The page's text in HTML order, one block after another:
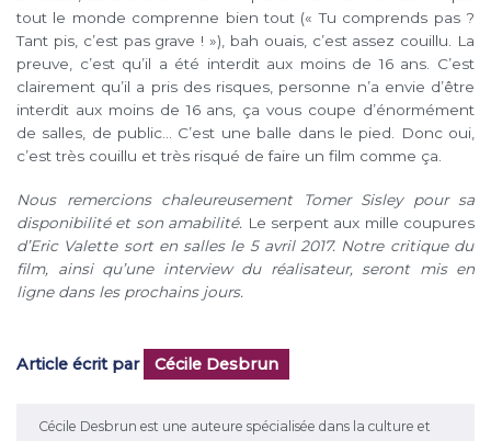
tout le monde comprenne bien tout (« Tu comprends pas ?
Tant pis, c’est pas grave ! »), bah ouais, c’est assez couillu. La
preuve, c’est qu’il a été interdit aux moins de 16 ans. C’est
clairement qu’il a pris des risques, personne n’a envie d’être
interdit aux moins de 16 ans, ça vous coupe d’énormément
de salles, de public… C’est une balle dans le pied. Donc oui,
c’est très couillu et très risqué de faire un film comme ça.
Nous remercions chaleureusement Tomer Sisley pour sa
disponibilité et son amabilité. Le serpent aux mille coupures
d’Eric Valette sort en salles le 5 avril 2017. Notre critique du
film, ainsi qu’une interview du réalisateur, seront mis en
ligne dans les prochains jours.
Article écrit par Cécile Desbrun
Cécile Desbrun est une auteure spécialisée dans la culture et